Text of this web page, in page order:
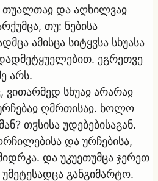
თუალთაჲ და აღხილვაჲ
თუ: ნებისა
ამისცა სიტყჳსა სხუასა
ეგრეთვე
არს.
ვითარმედ სხუაჲ არარაჲ
ღმრთისაჲ. ხოლო
თჳსისა უდებებისაგან.
და ურჩებისა,
და უკუეთუმცა ჯერეთ
განგიმარტო.